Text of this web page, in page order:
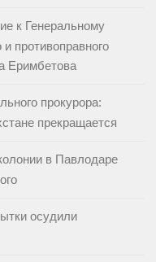
к Генеральному
противоправного
Еримбетова
прокурора:
прекращается
в Павлодаре
осудили